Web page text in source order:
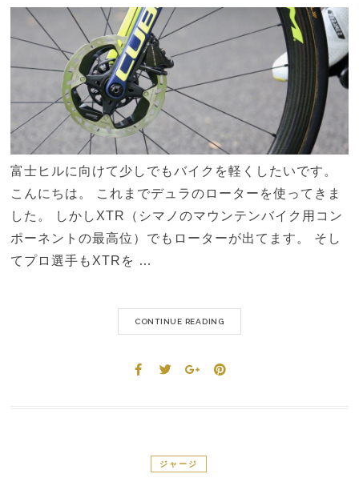
富士ヒルに向けて少しでもバイクを軽くしたいです。
こんにちは。 これまでデュラのローターを使ってきま
した。 しかしXTR（シマノのマウンテンバイク用コン
ポーネントの最高位）でもローターが出てます。 そし
てプロ選手もXTRを …
CONTINUE READING
ジャージ